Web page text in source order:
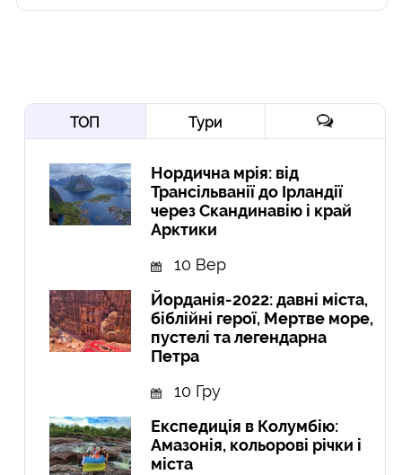
ТОП Тури
Нордична мрія: від
Трансільванії до Ірландії
через Скандинавію і край
Арктики
10 Вер
Йорданія-2022: давні міста,
біблійні герої, Мертве море,
пустелі та легендарна
Петра
10 Гру
Експедиція в Колумбію:
Амазонія, кольорові річки і
міста